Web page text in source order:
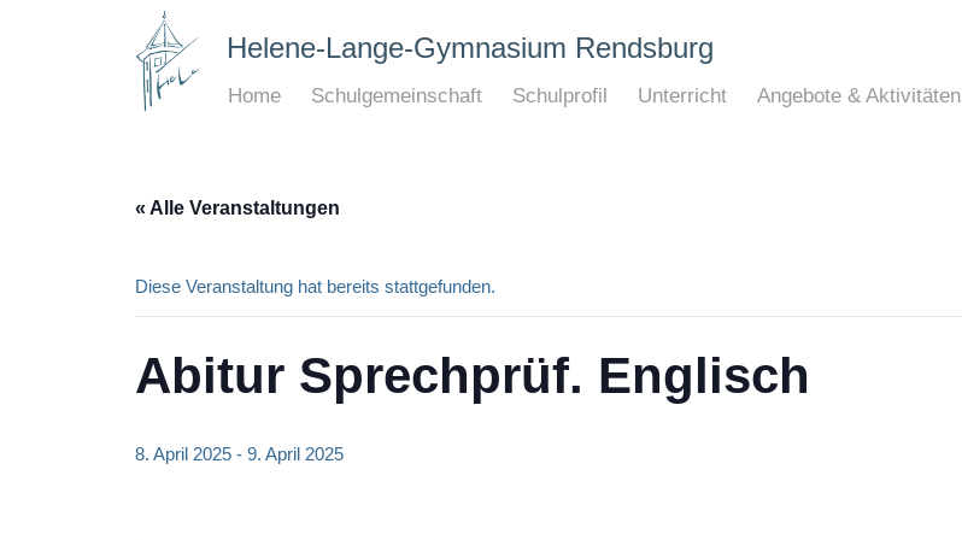
Helene-Lange-Gymnasium Rendsburg
Home Schulgemeinschaft Schulprofil Unterricht Angebote & Aktivitäten
« Alle Veranstaltungen
Diese Veranstaltung hat bereits stattgefunden.
Abitur Sprechprüf. Englisch
8. April 2025 - 9. April 2025